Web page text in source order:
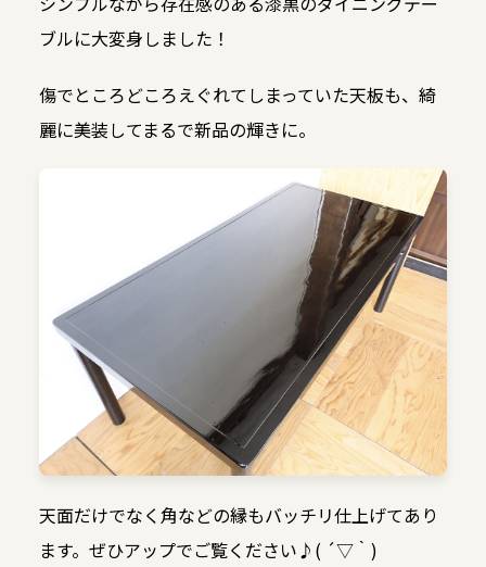
ブルに大変身しました！
傷でところどころえぐれてしまっていた天板も、綺
麗に美装してまるで新品の輝きに。
天面だけでなく角などの縁もバッチリ仕上げてあり
ます。ぜひアップでご覧ください♪( ´▽｀)